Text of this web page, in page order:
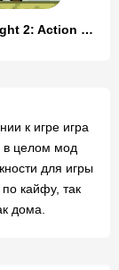
Apple Knight 2: Action Game
к игре игра
в целом мод
для игры
кайфу, так
дома.